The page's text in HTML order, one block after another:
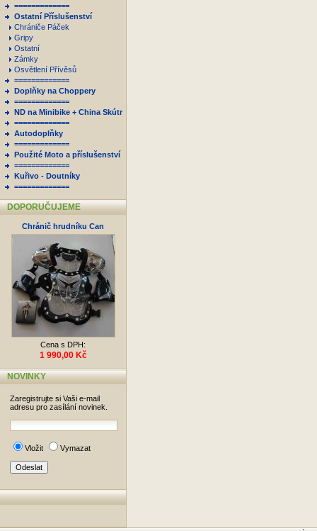
=============
Ostatní Příslušenství
Chrániče Páček
Gripy
Ostatní
Zámky
Osvětlení Přívěsů
=============
Doplňky na Choppery
=============
ND na Minibike + China Skútr
=============
Autodoplňky
=============
Použité Moto a příslušenství
=============
Kuřivo - Doutníky
=============
DOPORUČUJEME
Chránič hrudníku Can
Cena s DPH:
1 990,00 Kč
NOVINKY
Zaregistrujte si Vaši e-mail
adresu pro zasílání novinek.
Vložit Vymazat